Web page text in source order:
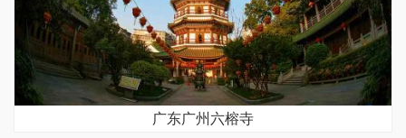
广东广州六榕寺